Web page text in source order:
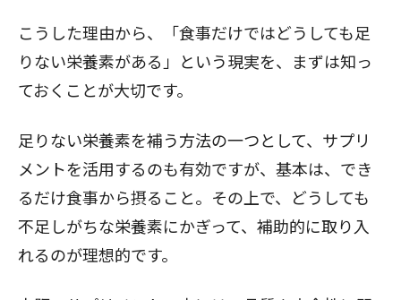
こうした理由から、「食事だけではどうしても足
りない栄養素がある」という現実を、まずは知っ
ておくことが大切です。
足りない栄養素を補う方法の一つとして、サプリ
メントを活用するのも有効ですが、基本は、でき
るだけ食事から摂ること。その上で、どうしても
不足しがちな栄養素にかぎって、補助的に取り入
れるのが理想的です。
閉じる